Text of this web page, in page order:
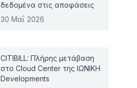
δεδομένα στις αποφάσεις
30 Μαΐ 2026
CITIBILL: Πλήρης μετάβαση
στο Cloud Center της ΙΩΝΙΚΗ
Developments